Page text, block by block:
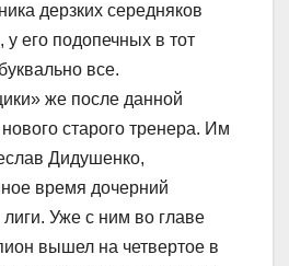
дерзких середняков
его подопечных в тот
все.
же после данной
старого тренера. Им
Дидушенко,
время дочерний
Уже с ним во главе
вышел на четвертое в